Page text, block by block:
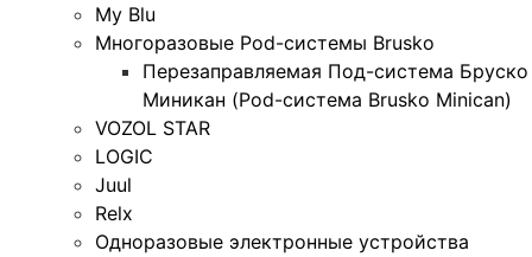
My Blu
Многоразовые Pod-системы Brusko
Перезаправляемая Под-система Бруско
Миникан (Pod-система Brusko Minican)
VOZOL STAR
LOGIC
Juul
Relx
Одноразовые электронные устройства